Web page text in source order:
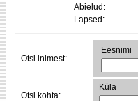
Abielud:
Lapsed:
Otsi inimest:
Eesnimi
Otsi kohta:
Küla